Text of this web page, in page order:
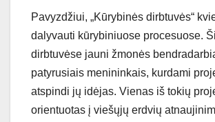
Pavyzdžiui, „Kūrybinės dirbtuvės“
dalyvauti kūrybiniuose procesuose.
dirbtuvėse jauni žmonės
patyrusiais menininkais, kurdami
atspindi jų idėjas. Vienas iš tokių
orientuotas į viešųjų erdvių